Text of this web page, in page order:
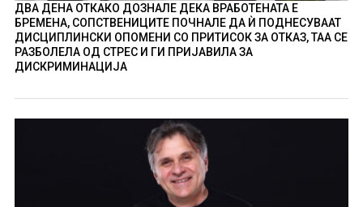
ДВА ДЕНА ОТКАКО ДОЗНАЛЕ ДЕКА ВРАБОТЕНАТА Е
БРЕМЕНА, СОПСТВЕНИЦИТЕ ПОЧНАЛЕ ДА Ѝ ПОДНЕСУВААТ
ДИСЦИПЛИНСКИ ОПОМЕНИ СО ПРИТИСОК ЗА ОТКАЗ, ТАА СЕ
РАЗБОЛЕЛА ОД СТРЕС И ГИ ПРИЈАВИЛА ЗА
ДИСКРИМИНАЦИЈА